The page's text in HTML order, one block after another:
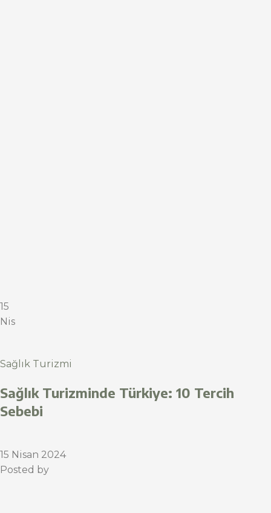
15
Nis
Sağlık Turizmi
Sağlık Turizminde Türkiye: 10 Tercih
Sebebi
15 Nisan 2024
Posted by